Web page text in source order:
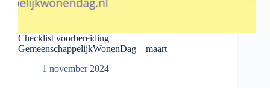
Checklist voorbereiding
GemeenschappelijkWonenDag – maart
1 november 2024